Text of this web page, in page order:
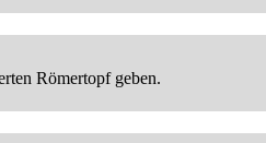
Römertopf geben.